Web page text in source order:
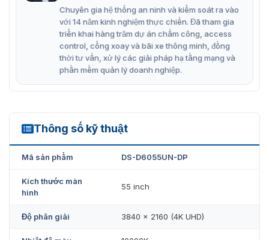
góp phần nâng cao hiệu quả quảng bá thương hiệu.
Hỗ Trợ Nhiều Định Dạng Nội Dung
Hệ thống Digital Signage DS-D6055UN-DP hỗ trợ hiển
thị nhiều loại nội dung khác nhau, bao gồm:
Video
Trang web
Chuyên gia hệ thống an ninh và kiểm soát ra vào
với 14 năm kinh nghiệm thực chiến. Đã tham gia
triển khai hàng trăm dự án chấm công, access
control, cổng xoay và bãi xe thông minh, đồng
thời tư vấn, xử lý các giải pháp hạ tầng mạng và
phần mềm quản lý doanh nghiệp.
Thông số kỹ thuật
DS-D6055UN-DP
Mã sản phẩm DS-D6055UN-DP
Kích thước màn
hình
55 inch
Độ phân giải 3840 × 2160 (4K UHD)